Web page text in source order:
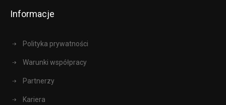
Informacje
Polityka prywatności
Warunki współpracy
Partnerzy
Kariera